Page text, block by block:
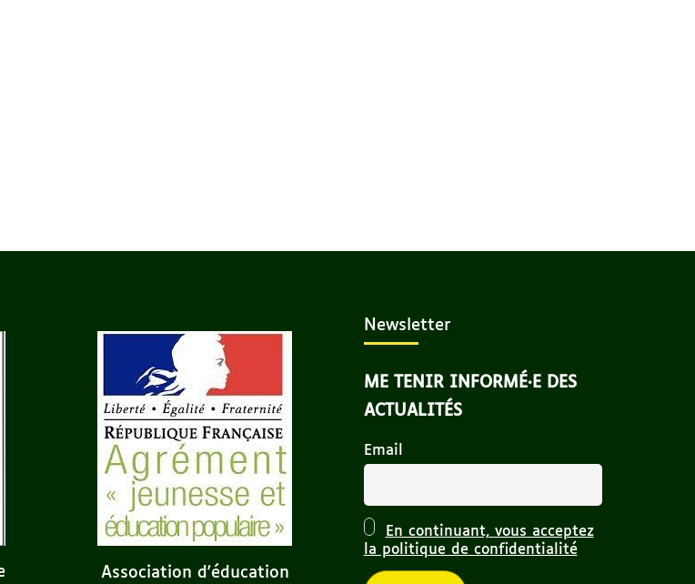
Association d'éducation
Newsletter
ME TENIR INFORMÉ·E DES
ACTUALITÉS
Email
En continuant, vous acceptez
la politique de confidentialité